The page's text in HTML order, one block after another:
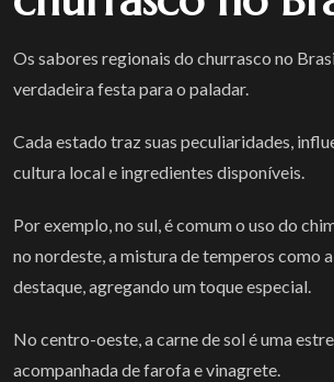
Os sabores regionais do churrasco no
verdadeira festa para o paladar.
Cada estado traz suas peculiaridades,
cultura local e ingredientes disponíveis.
Por exemplo, no sul, é comum o uso do
no nordeste, a mistura de temperos como
destaque, agregando um toque especial.
No centro-oeste, a carne de sol é uma
acompanhada de farofa e vinagrete.